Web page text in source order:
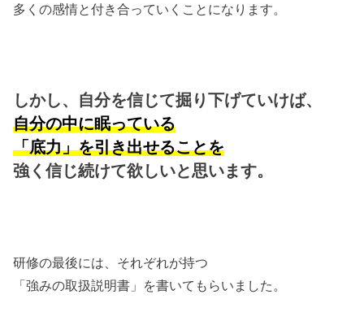
多くの感情と付き合っていくことになります。
しかし、自分を信じて掘り下げていけば、
自分の中に眠っている
「底力」を引き出せることを
強く信じ続けて欲しいと思います。
研修の最後には、それぞれが持つ
「強みの取扱説明書」を書いてもらいました。